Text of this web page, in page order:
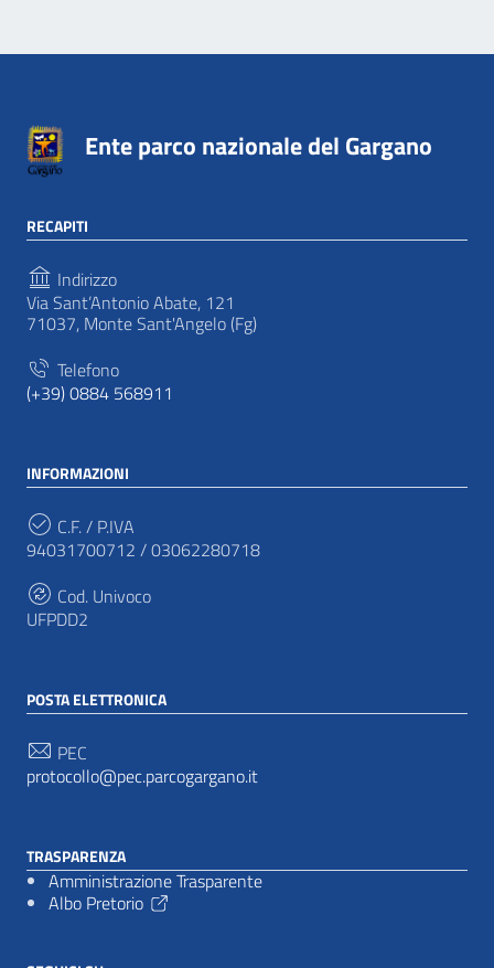
Ente parco nazionale del Gargano
RECAPITI
Indirizzo
Via Sant’Antonio Abate, 121
71037, Monte Sant'Angelo (Fg)
Telefono
(+39) 0884 568911
INFORMAZIONI
C.F. / P.IVA
94031700712 / 03062280718
Cod. Univoco
UFPDD2
POSTA ELETTRONICA
PEC
protocollo@pec.parcogargano.it
TRASPARENZA
Amministrazione Trasparente
Albo Pretorio